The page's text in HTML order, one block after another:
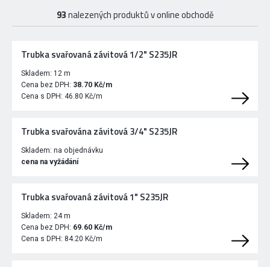
93nalezených produktů v online obchodě
Trubka svařovaná závitová 1/2" S235JR
Skladem: 12 m
Cena bez DPH: 38.70 Kč/m
Cena s DPH: 46.80 Kč/m
Trubka svařována závitová 3/4" S235JR
Skladem: na objednávku
cena na vyžádání
Trubka svařovaná závitová 1" S235JR
Skladem: 24 m
Cena bez DPH: 69.60 Kč/m
Cena s DPH: 84.20 Kč/m